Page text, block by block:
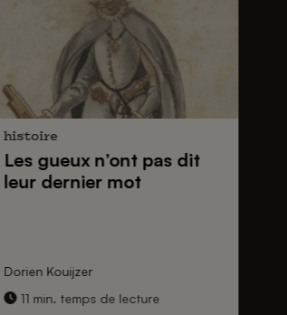
histoire
Les gueuxn’ont pas dit
leur dernier mot
Dorien Kouijzer
11 min. temps de lecture